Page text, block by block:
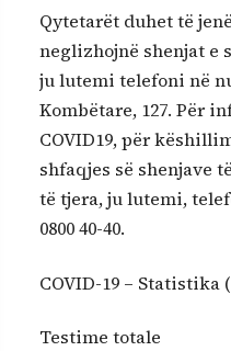
Qytetarët duhet të
neglizhojnë shenjat e
ju lutemi telefoni në
Kombëtare, 127. Për
COVID19, për
shfaqjes së shenjave
të tjera, ju lutemi,
0800 40-40.
COVID-19 – Statistika
Testime totale